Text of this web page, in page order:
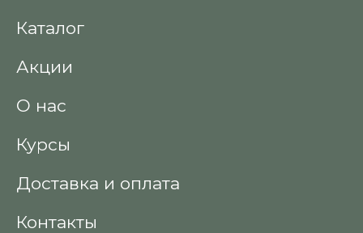
Каталог
Акции
О нас
Курсы
Доставка и оплата
Контакты